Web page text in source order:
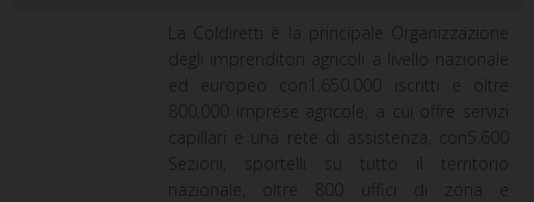
La Coldiretti è la principale Organizzazione
degli imprenditori agricoli a livello nazionale
ed europeo con 1.650.000 iscritti e oltre
800.000 imprese agricole, a cui offre servizi
capillari e una rete di assistenza, con 5.600
Sezioni, sportelli su tutto il territorio
nazionale, oltre 800 uffici di zona e